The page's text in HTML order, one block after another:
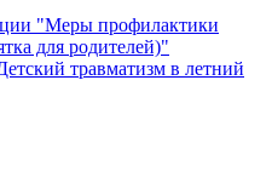
"Меры профилактики
для родителей)"
травматизм в летний